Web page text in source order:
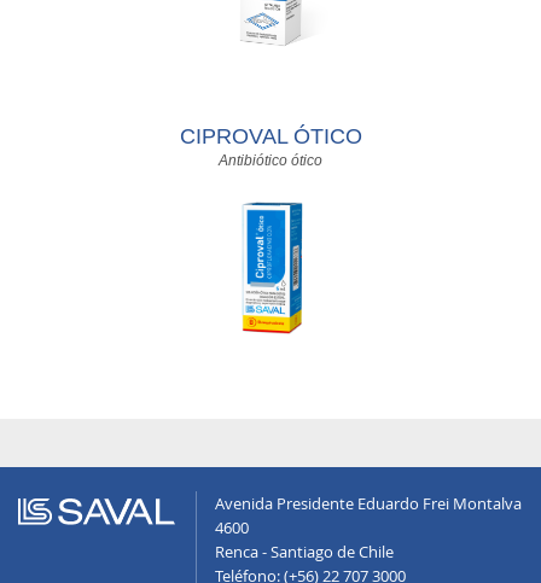
CIPROVAL ÓTICO
Antibiótico ótico
Avenida Presidente Eduardo Frei Montalva
4600
Renca - Santiago de Chile
Teléfono: (+56) 22 707 3000